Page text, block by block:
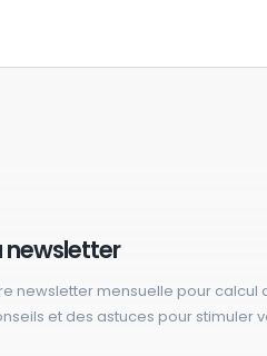
newsletter
newsletter mensuelle pour calcul
et des astuces pour stimuler